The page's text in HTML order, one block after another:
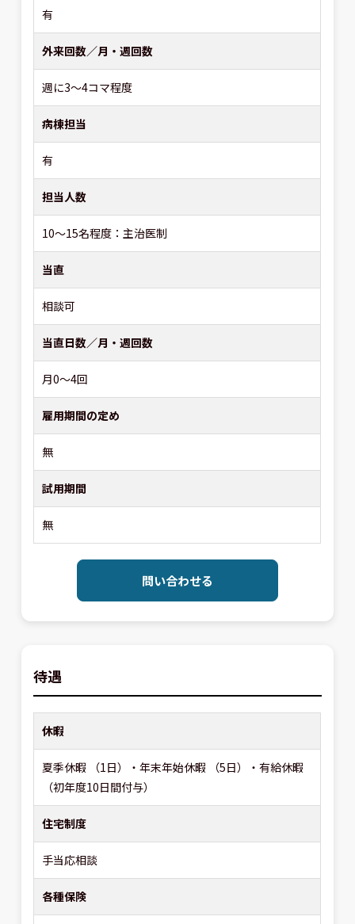
有
外来回数／月・週回数
週に3～4コマ程度
病棟担当
有
担当人数
10～15名程度：主治医制
当直
相談可
当直日数／月・週回数
月0～4回
雇用期間の定め
無
試用期間
無
問い合わせる
待遇
休暇
夏季休暇 （1日）・年末年始休暇 （5日）・有給休暇
（初年度10日間付与）
住宅制度
手当応相談
各種保険